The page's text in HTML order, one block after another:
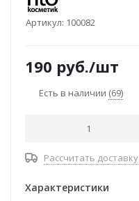
Артикул: 100082
190 руб./шт
Есть в наличии (69)
Рассчитать доставку
Характеристики